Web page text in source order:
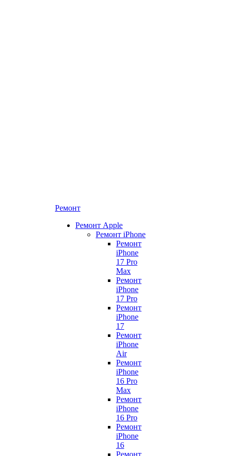
Ремонт
Ремонт Apple
Ремонт iPhone
Ремонт
iPhone
17 Pro
Max
Ремонт
iPhone
17 Pro
Ремонт
iPhone
17
Ремонт
iPhone
Air
Ремонт
iPhone
16 Pro
Max
Ремонт
iPhone
16 Pro
Ремонт
iPhone
16
Ремонт